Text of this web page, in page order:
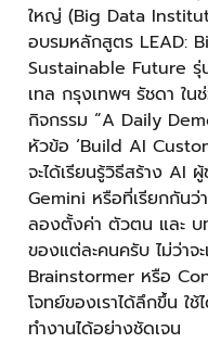
ใหญ่ (Big Data
อบรมหลักสูตร LEAD:
Sustainable Future
เทล กรุงเทพฯ รัชดา ใน
กิจกรรม “A Daily
หัวข้อ ‘Build AI
จะได้เรียนรู้วิธีสร้าง AI
Gemini หรือที่เรียกกันว่า
ลองตั้งค่า ตัวตน และ บ
ของแต่ละคนครับ ไม่ว่า
Brainstormer หรือ
โจทย์ของเราได้ลึกขึ้น ใ
ทำงานได้อย่างชัดเจน